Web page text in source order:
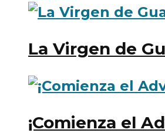
La Virgen de
¡Comienza el